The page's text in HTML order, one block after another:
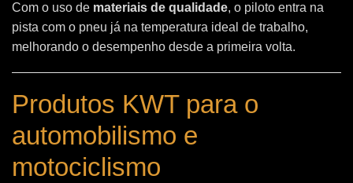
Com o uso de materiais de qualidade, o piloto entra na
pista com o pneu já na temperatura ideal de trabalho,
melhorando o desempenho desde a primeira volta.
Produtos KWT para o
automobilismo e
motociclismo